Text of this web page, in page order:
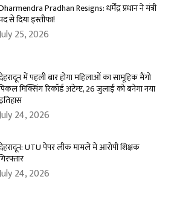
Pradhan Resigns: धर्मेंद्र प्रधान ने मंत्री
से दिया इस्तीफा!
25, 2026
में पहली बार होगा महिलाओं का सामूहिक मैंगो
मिक्सिंग रिकॉर्ड अटेम्प्ट, 26 जुलाई को बनेगा नया
24, 2026
UTU पेपर लीक मामले में आरोपी शिक्षक
24, 2026